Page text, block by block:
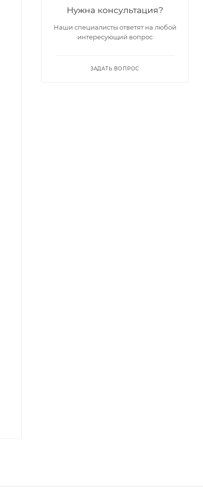
Нужна консультация?
Наши специалисты ответят на любой
интересующий вопрос
ЗАДАТЬ ВОПРОС